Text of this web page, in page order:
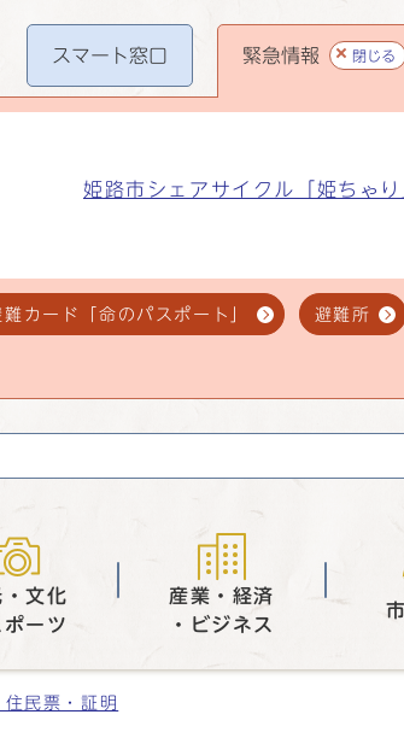
スマート窓口 緊急情報 閉じる
姫路市シェアサイクル「姫ちゃ
難カード「命のパスポート」 避難所
・文化
ポーツ
産業・経済
・ビジネス
住民票・証明